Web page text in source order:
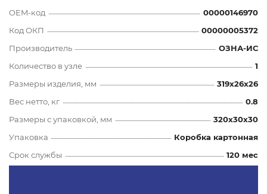
OEM-код
00000146970
Код ОКП
00000005372
Производитель
ОЗНА-ИС
Количество в узле
1
Размеры изделия, мм
319x26x26
Вес нетто, кг
0.8
Размеры с упаковкой, мм
320x30x30
Упаковка
Коробка картонная
Срок службы
120 мес